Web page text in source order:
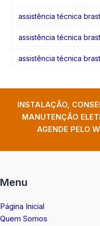
assistência técnica
assistência técnica
assistência técnica
INSTALAÇÃO,
MANUTENÇÃO
AGENDE PELO
Menu
Página Inicial
Quem Somos